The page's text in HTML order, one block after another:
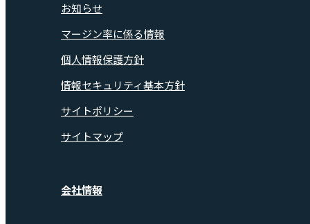
お知らせ
マージン率に係る情報
個人情報保護方針
情報セキュリティ基本方針
サイトポリシー
サイトマップ
会社情報